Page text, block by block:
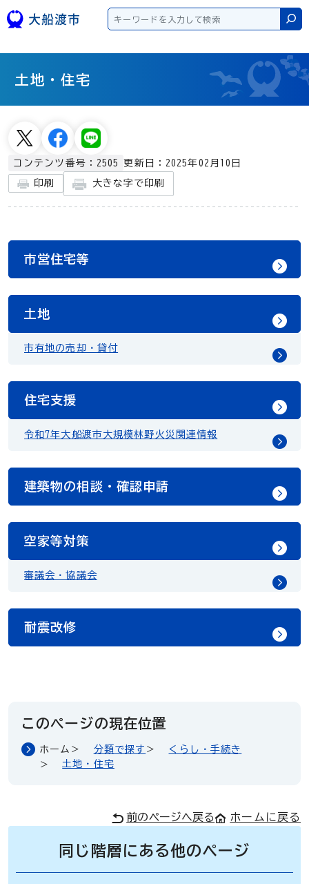
検索
土地・住宅
コンテンツ番号：2505 更新日：2025年02月10日
印刷 大きな字で印刷
市営住宅等
土地
市有地の売却・貸付
住宅支援
令和7年大船渡市大規模林野火災関連情報
建築物の相談・確認申請
空家等対策
審議会・協議会
耐震改修
このページの現在位置
ホーム 分類で探す
くらし・手続き
土地・住宅
前のページへ戻る ホームに戻る
同じ階層にある他のページ